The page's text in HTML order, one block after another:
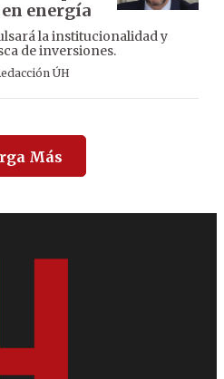
energía
la institucionalidad y
de inversiones.
ÚH
Más